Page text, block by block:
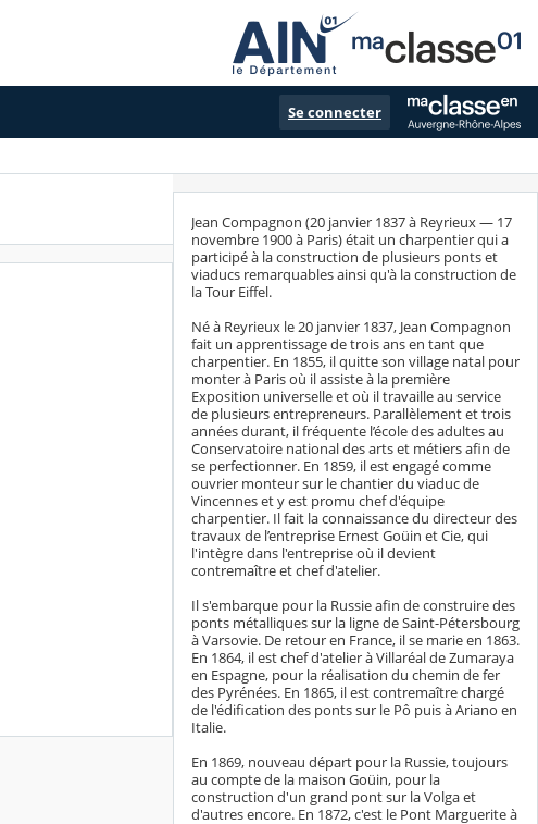
Se connecter
Jean Compagnon (20 janvier 1837 à Reyrieux — 17
novembre 1900 à Paris) était un charpentier qui a
participé à la construction de plusieurs ponts et
viaducs remarquables ainsi qu'à la construction de
la Tour Eiffel.
Né à Reyrieux le 20 janvier 1837, Jean Compagnon
fait un apprentissage de trois ans en tant que
charpentier. En 1855, il quitte son village natal pour
monter à Paris où il assiste à la première
Exposition universelle et où il travaille au service
de plusieurs entrepreneurs. Parallèlement et trois
années durant, il fréquente l’école des adultes au
Conservatoire national des arts et métiers afin de
se perfectionner. En 1859, il est engagé comme
ouvrier monteur sur le chantier du viaduc de
Vincennes et y est promu chef d'équipe
charpentier. Il fait la connaissance du directeur des
travaux de l’entreprise Ernest Goüin et Cie, qui
l'intègre dans l'entreprise où il devient
contremaître et chef d'atelier.
Il s'embarque pour la Russie afin de construire des
ponts métalliques sur la ligne de Saint-Pétersbourg
à Varsovie. De retour en France, il se marie en 1863.
En 1864, il est chef d'atelier à Villaréal de Zumaraya
en Espagne, pour la réalisation du chemin de fer
des Pyrénées. En 1865, il est contremaître chargé
de l'édification des ponts sur le Pô puis à Ariano en
Italie.
En 1869, nouveau départ pour la Russie, toujours
au compte de la maison Goüin, pour la
construction d'un grand pont sur la Volga et
d'autres encore. En 1872, c'est le Pont Marguerite à